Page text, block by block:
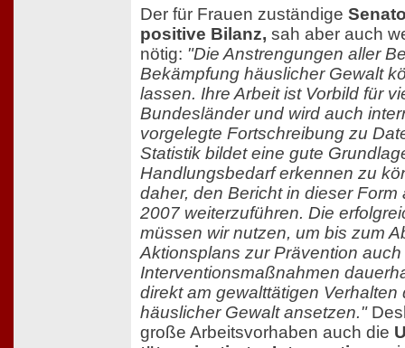
Der für Frauen zuständige
positive Bilanz, sah aber auch
nötig: "Die Anstrengungen aller
Bekämpfung häuslicher Gewalt
lassen. Ihre Arbeit ist Vorbild für
Bundesländer und wird auch
vorgelegte Fortschreibung zu
Statistik bildet eine gute
Handlungsbedarf erkennen zu
daher, den Bericht in dieser Form
2007 weiterzuführen. Die
müssen wir nutzen, um bis zum
Aktionsplans zur Prävention auch
Interventionsmaßnahmen
direkt am gewalttätigen Verhalten
häuslicher Gewalt ansetzen."
große Arbeitsvorhaben auch die